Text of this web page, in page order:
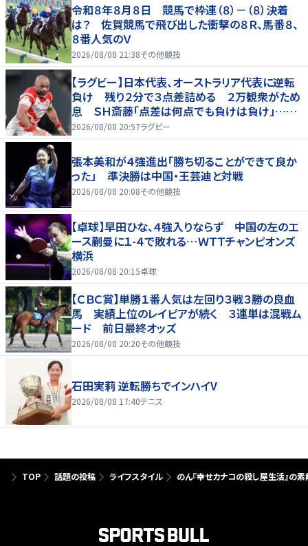
令和８年８月８日 競馬で枠連（８）－（８）決着
は？ 佐賀競馬で飛び出した衝撃の８Ｒ、馬番８、
８番人気のＶ
2026/08/08 21:38その他競技
【ラグビー】日本代表、オーストラリア代表に逆転
負け 残り２分で３点差詰める ２万観衆がため
息 ＳＨ斎藤「点差は何点でも負けは負け」…前
半にＳＯ伊藤龍が先制トライ、３２ー３５で惜敗
2026/08/08 20:57ラグビー
張本美和が４強進出「勝ち切ることができて良か
った」 準決勝は中国・王芸迪と対戦
2026/08/08 20:08その他競技
【卓球】早田ひな、４強入りならず 中国の左のエ
ース蒯曼に１-４で敗れる…ＷＴＴチャンピオンズ
横浜
2026/08/08 20:15卓球
【ＣＢＣ賞】単勝１番人気は左回り３戦３勝の良血
馬 実績上位のレイピアが続く ３連単は混戦ム
ード 前日最終オッズ
2026/08/08 20:20その他競技
石田実莉 逆転勝ちでインハイV
2026/08/08 17:40テニス
TOP 話題の投稿 ライフスタイル のん『幸せカナコの殺し屋生活』の素